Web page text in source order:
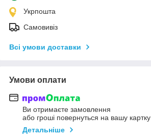
Укрпошта
Самовивіз
Всі умови доставки
Умови оплати
Ви отримаєте замовлення
або гроші повернуться на вашу картку
Детальніше